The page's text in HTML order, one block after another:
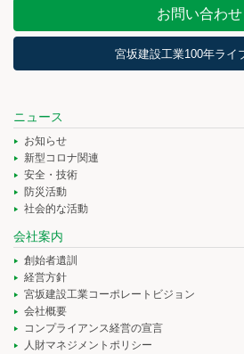
お問い合わせ
宮坂建設工業100年ライ
ニュース
お知らせ
新型コロナ関連
安全・技術
防災活動
社会的な活動
会社案内
創始者遺訓
経営方針
宮坂建設工業コーポレートビジョン
会社概要
コンプライアンス経営の宣言
人財マネジメントポリシー